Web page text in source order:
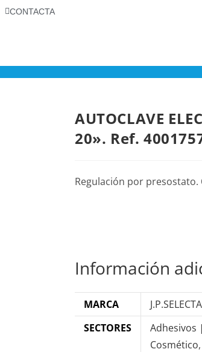
CONTACTA
AUTOCLAVE
20». Ref.
Regulación por presostato.
Información
MARCA
SECTORES
Adhesivos
Cosmético,